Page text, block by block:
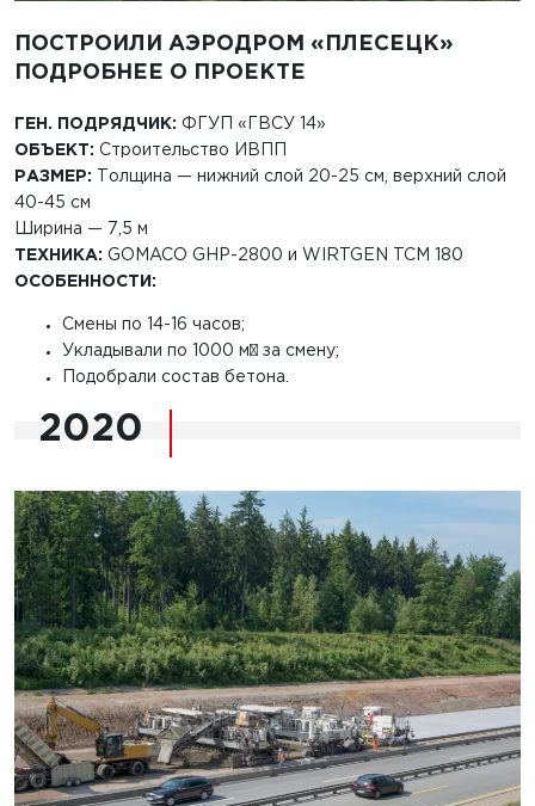
ПОСТРОИЛИ АЭРОДРОМ «ПЛЕСЕЦК»
ПОДРОБНЕЕ О ПРОЕКТЕ
ГЕН. ПОДРЯДЧИК: ФГУП «ГВСУ 14»
ОБЪЕКТ: Строительство ИВПП
РАЗМЕР: Толщина — нижний слой 20-25 см, верхний слой
40-45 см
Ширина — 7,5 м
ТЕХНИКА: GOMACO GHP-2800 и WIRTGEN TCM 180
ОСОБЕННОСТИ:
Смены по 14-16 часов;
Укладывали по 1000 м³ за смену;
Подобрали состав бетона.
2020